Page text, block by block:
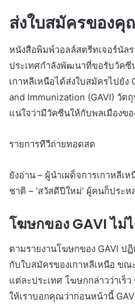
ส่งใบสมัครของคุ
หนังสือพิมพ์วอลล์สตรีทเจอร์นัล
ประเทศกำลังพัฒนาที่ขอรับวัคซี
เกาหลีเหนือได้ส่งใบสมัครไปยัง
and Immunization (GAVI) วัต
แน่ใจว่ามีวัคซีนให้กับพลเมืองข
รายการทีวีถ่ายทอดสด
ยังอ่าน – ผู้นำเผด็จการเกาหลีเ
ชาติ – ‘สวัสดีปีใหม่’ ผู้คนก็ประ
โฆษกของ GAVI ไม่
ตามรายงานโฆษกของ GAVI ป
กับใบสมัครของเกาหลีเหนือ ข
แต่ละประเทศ โฆษกกล่าวว่าเร็
ให้เราบอกคุณว่าก่อนหน้านี้